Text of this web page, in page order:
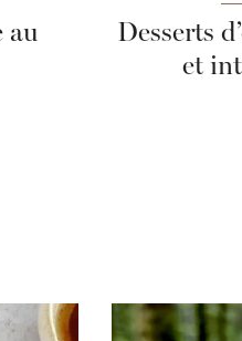
au
Desserts
et